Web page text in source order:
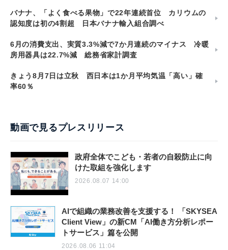
バナナ、「よく食べる果物」で22年連続首位 カリウムの
認知度は初の4割超 日本バナナ輸入組合調べ
6月の消費支出、実質3.3%減で7か月連続のマイナス 冷暖
房用器具は22.7%減 総務省家計調査
きょう8月7日は立秋 西日本は1か月平均気温「高い」確
率60％
動画で見るプレスリリース
政府全体でこども・若者の自殺防止に向
けた取組を強化します
2026.08.07 14:00
AIで組織の業務改善を支援する！ 「SKYSEA
Client View」の新CM「AI働き方分析レポー
トサービス」篇を公開
2026.08.06 11:04